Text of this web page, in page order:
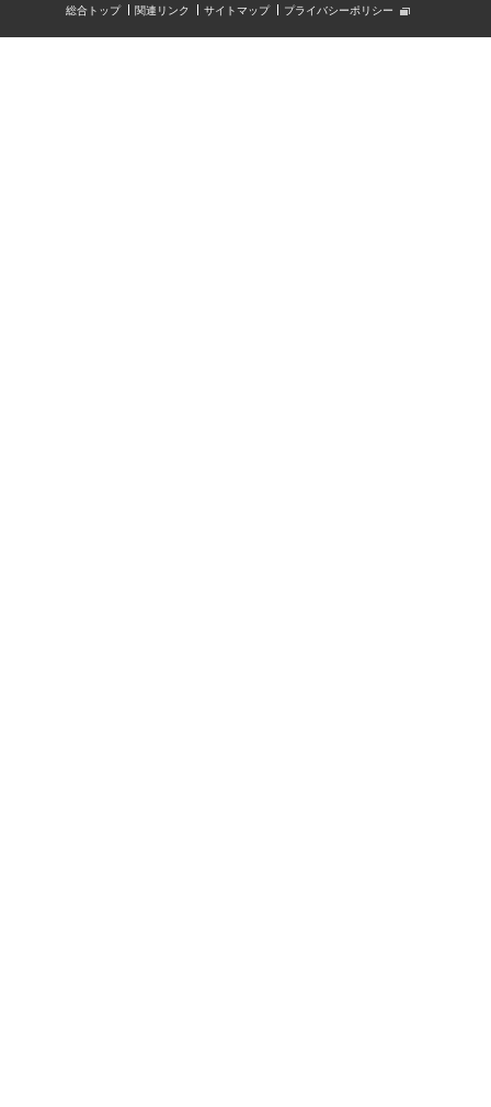
総合トップ 関連リンク サイトマップ プライバシーポリシー